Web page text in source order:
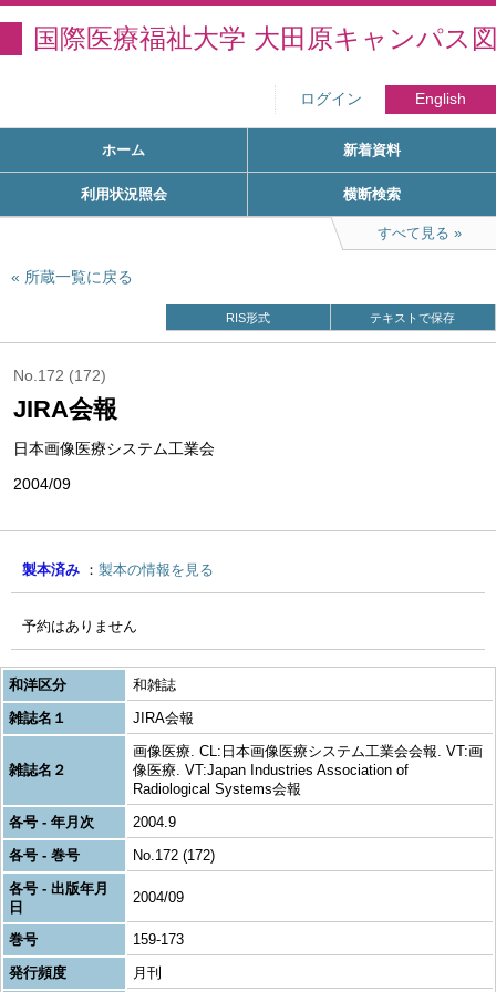
国際医療福祉大学 大田原キャンパス
ログイン English
ホーム 新着資料
利用状況照会 横断検索
すべて見る
所蔵一覧に戻る
RIS形式 テキストで保存
No.172 (172)
JIRA会報
日本画像医療システム工業会
2004/09
製本済み 製本の情報を見る
予約はありません
和洋区分
和雑誌
雑誌名１
JIRA会報
雑誌名２
画像医療. CL:日本画像医療システム工業会会報. VT:画
像医療. VT:Japan Industries Association of
Radiological Systems会報
各号 - 年月次
2004.9
各号 - 巻号
No.172 (172)
各号 - 出版年月
日
2004/09
巻号
159-173
発行頻度
月刊